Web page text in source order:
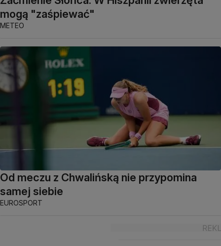
mogą "zaśpiewać"
METEO
Od meczu z Chwalińską nie przypomina
samej siebie
EUROSPORT